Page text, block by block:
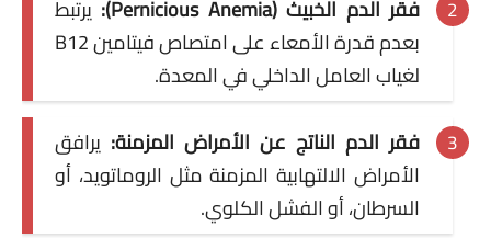
فقر الدم الخبيث (Pernicious Anemia):
يرتبط
بعدم قدرة الأمعاء على امتصاص فيتامين B12
لغياب العامل الداخلي في المعدة.
فقر الدم الناتج عن الأمراض المزمنة: يرافق
الأمراض الالتهابية المزمنة مثل الروماتويد، أو
السرطان، أو الفشل الكلوي.